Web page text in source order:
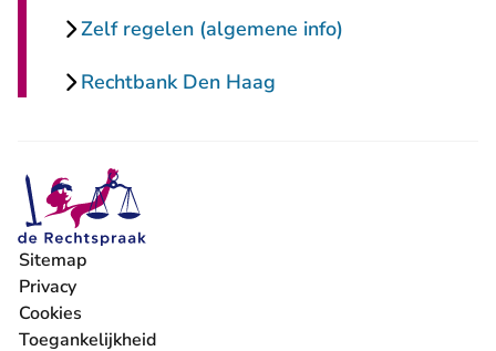
Zelf regelen (algemene info)
Rechtbank Den Haag
Sitemap
Privacy
Cookies
Toegankelijkheid